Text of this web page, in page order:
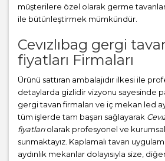
müşterilere özel olarak germe
ile bütünleştirmek mümkündür.
Cevızlıbag gergi
fiyatları Firmaları
Ürünü sattıran ambalajıdır ilkesi ile
detaylarda gizlidir vizyonu sayesinde
gergi tavan firmaları ve iç mekan led
tüm işlerde tam başarı sağlayarak
fiyatlarıolarak profesyonel ve
sunmaktayız. Kaplamalı tavan
aydınlık mekanlar dolayısıyla size,